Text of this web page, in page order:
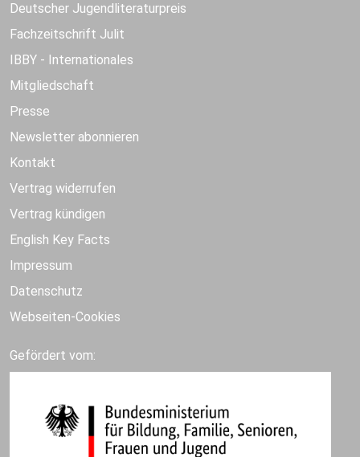
Deutscher Jugendliteraturpreis
Fachzeitschrift Julit
IBBY - Internationales
Mitgliedschaft
Presse
Newsletter abonnieren
Kontakt
Vertrag widerrufen
Vertrag kündigen
English Key Facts
Impressum
Datenschutz
Webseiten-Cookies
Gefördert vom: